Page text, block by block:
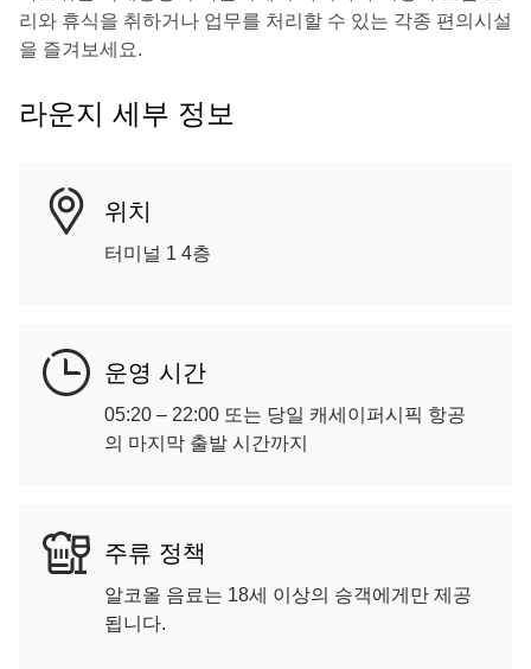
리와 휴식을 취하거나 업무를 처리할 수 있는 각종 편의시설
을 즐겨보세요.
라운지 세부 정보
위치
터미널 1 4층
운영 시간
05:20 – 22:00 또는 당일 캐세이퍼시픽 항공
의 마지막 출발 시간까지
주류 정책
알코올 음료는 18세 이상의 승객에게만 제공
됩니다.